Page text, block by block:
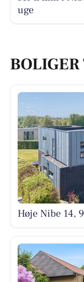
uge
Høje Nibe 14,